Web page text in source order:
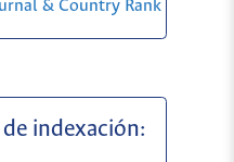
indexación: